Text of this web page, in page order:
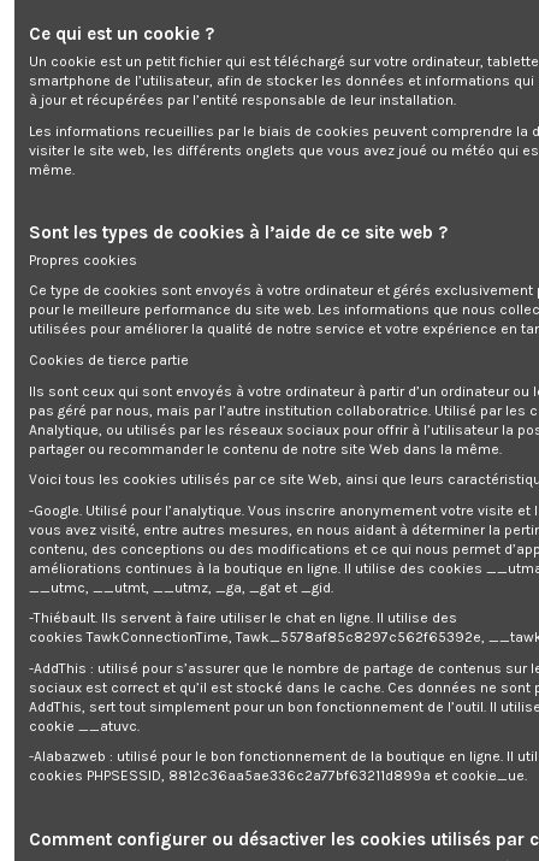
Nettoyeur haute pression 2000W
150 Bars
0,00 €
Nettoyeur haute pression 1400W -
105 Bars
0,00 €
max 1400W - Clean
0,00 €
140 bars + accessoires - Brick
0,00 €
Ce qui est un cookie ?
Un cookie est un petit fichier qui est téléchargé sur votre ordinateur,
smartphone de l’utilisateur, afin de stocker les données et informations
à jour et récupérées par l’entité responsable de leur installation.
Les informations recueillies par le biais de cookies peuvent comprendre la
visiter le site web, les différents onglets que vous avez joué ou météo qui
même.
Sont les types de cookies à l’aide de ce site web ?
Propres cookies
Ce type de cookies sont envoyés à votre ordinateur et gérés exclusivement
pour le meilleure performance du site web. Les informations que nous
utilisées pour améliorer la qualité de notre service et votre expérience en
Cookies de tierce partie
Ils sont ceux qui sont envoyés à votre ordinateur à partir d’un ordinateur ou
pas géré par nous, mais par l’autre institution collaboratrice. Utilisé par les
Analytique, ou utilisés par les réseaux sociaux pour offrir à l’utilisateur la
partager ou recommander le contenu de notre site Web dans la même.
Voici tous les cookies utilisés par ce site Web, ainsi que leurs
-Google. Utilisé pour l’analytique. Vous inscrire anonymement votre visite et
vous avez visité, entre autres mesures, en nous aidant à déterminer la
contenu, des conceptions ou des modifications et ce qui nous permet
améliorations continues à la boutique en ligne. Il utilise des cookies
__utmc, __utmt, __utmz, _ga, _gat et _gid.
-Thiébault. Ils servent à faire utiliser le chat en ligne. Il utilise des
cookies TawkConnectionTime, Tawk_5578af85c8297c562f65392e,
-AddThis : utilisé pour s’assurer que le nombre de partage de contenus sur
sociaux est correct et qu’il est stocké dans le cache. Ces données ne sont
AddThis, sert tout simplement pour un bon fonctionnement de l’outil. Il
cookie __atuvc.
-Alabazweb : utilisé pour le bon fonctionnement de la boutique en ligne. Il
cookies PHPSESSID, 8812c36aa5ae336c2a77bf63211d899a et cookie_ue.
Comment configurer ou désactiver les cookies utilisés par